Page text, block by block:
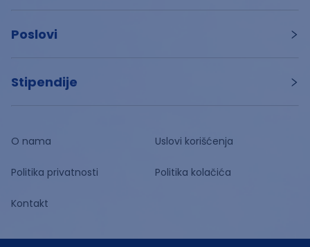
Poslovi
Stipendije
O nama Uslovi korišćenja
Politika privatnosti Politika kolačića
Kontakt